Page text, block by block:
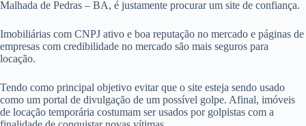
Malhada de Pedras – BA, é justamente procurar um site de confiança.
Imobiliárias com CNPJ ativo e boa reputação no mercado e páginas de
empresas com credibilidade no mercado são mais seguros para
locação.
Tendo como principal objetivo evitar que o site esteja sendo usado
como um portal de divulgação de um possível golpe. Afinal, imóveis
de locação temporária costumam ser usados por golpistas com a